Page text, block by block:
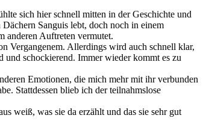
sich hier schnell mitten in der Geschichte und
Sanguis lebt, doch noch in einem
anderen Auftreten vermutet.
Vergangenem. Allerdings wird auch schnell klar,
und schockierend. Immer wieder kommt es zu
Emotionen, die mich mehr mit ihr verbunden
Stattdessen blieb ich der teilnahmslose
weiß, was sie da erzählt und das sie sehr gut